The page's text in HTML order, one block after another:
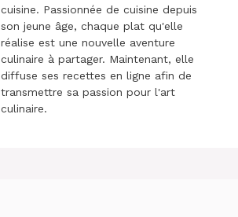
cuisine. Passionnée de cuisine depuis
son jeune âge, chaque plat qu'elle
réalise est une nouvelle aventure
culinaire à partager. Maintenant, elle
diffuse ses recettes en ligne afin de
transmettre sa passion pour l'art
culinaire.